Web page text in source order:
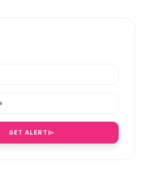
SET ALERTsend